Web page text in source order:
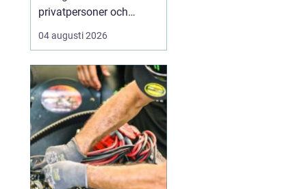
privatpersoner och
företag behöver hjälp
med värme, vatten och
Många undrar vad som
skiljer en seriös vvs
partner från en tillfällig
lösning, hur en
installation bör gå till
och vilka...
04 augusti 2026